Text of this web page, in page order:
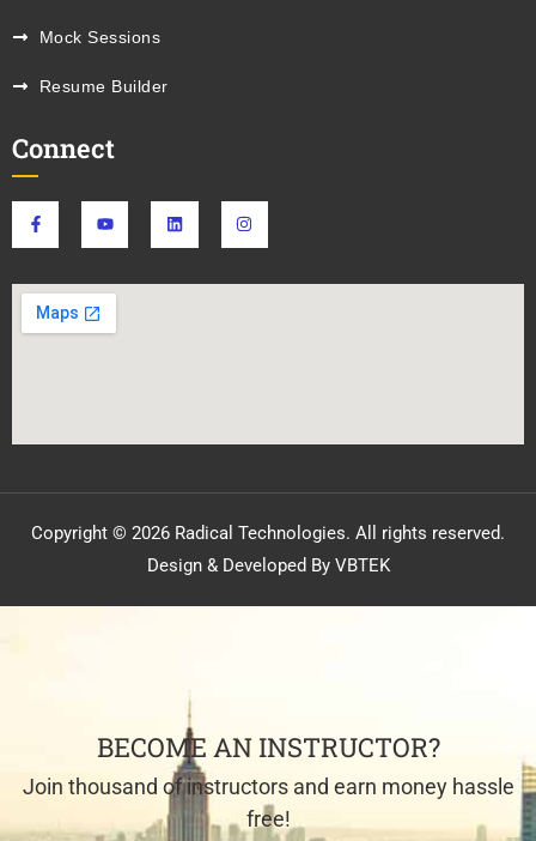
Mock Sessions
Resume Builder
Connect
Copyright © 2026 Radical Technologies. All rights reserved.
Design & Developed By VBTEK
BECOME AN INSTRUCTOR?
Join thousand of instructors and earn money hassle
free!